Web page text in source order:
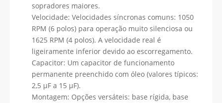
sopradores maiores.
Velocidade: Velocidades síncronas comuns: 1050
RPM (6 polos) para operação muito silenciosa ou
1625 RPM (4 polos). A velocidade real é
ligeiramente inferior devido ao escorregamento.
Capacitor: Um capacitor de funcionamento
permanente preenchido com óleo (valores típicos:
2,5 µF a 15 µF).
Montagem: Opções versáteis: base rígida, base